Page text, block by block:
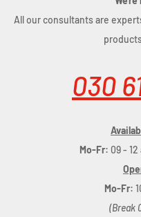
All our consultants are
030
Mo-Fr: 09 -
Mo-Fr:
(Break